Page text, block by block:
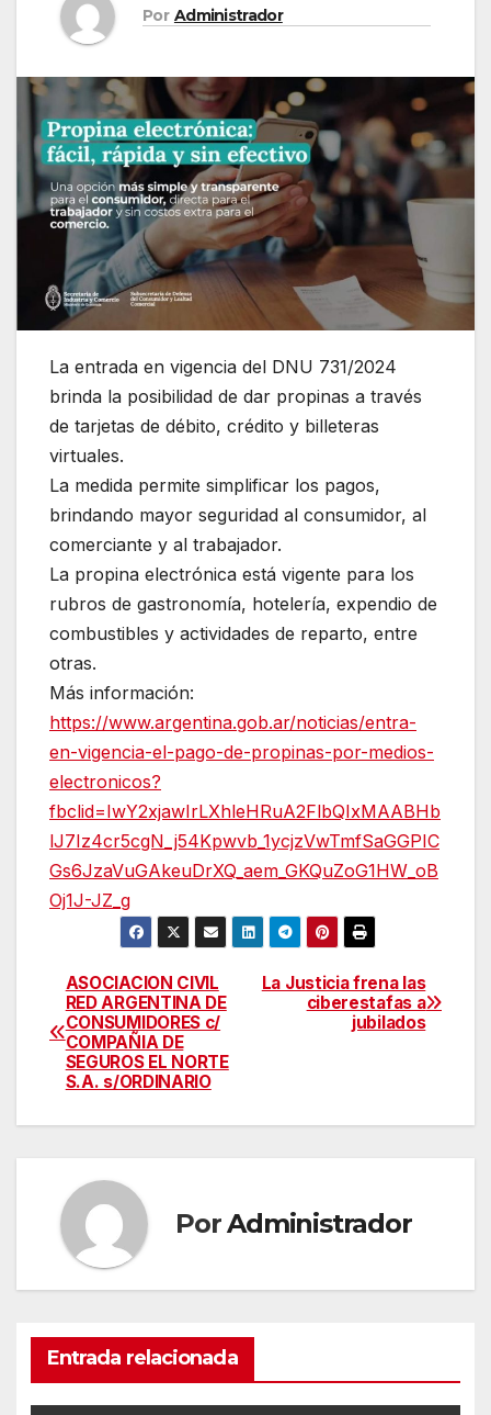
Por Administrador
La entrada en vigencia del DNU 731/2024
brinda la posibilidad de dar propinas a través
de tarjetas de débito, crédito y billeteras
virtuales.
La medida permite simplificar los pagos,
brindando mayor seguridad al consumidor, al
comerciante y al trabajador.
La propina electrónica está vigente para los
rubros de gastronomía, hotelería, expendio de
combustibles y actividades de reparto, entre
otras.
Más información:
https://www.argentina.gob.ar/noticias/entra-
en-vigencia-el-pago-de-propinas-por-medios-
electronicos?
fbclid=IwY2xjawIrLXhleHRuA2FlbQIxMAABHb
lJ7Iz4cr5cgN_j54Kpwvb_1ycjzVwTmfSaGGPIC
Gs6JzaVuGAkeuDrXQ_aem_GKQuZoG1HW_oB
Oj1J-JZ_g
Navegación
de
entradas
La Justicia frena las
ciberestafas a
jubilados
ASOCIACION CIVIL
RED ARGENTINA DE
CONSUMIDORES c/
COMPAÑIA DE
SEGUROS EL NORTE
S.A. s/ORDINARIO
PorAdministrador
Entrada relacionada